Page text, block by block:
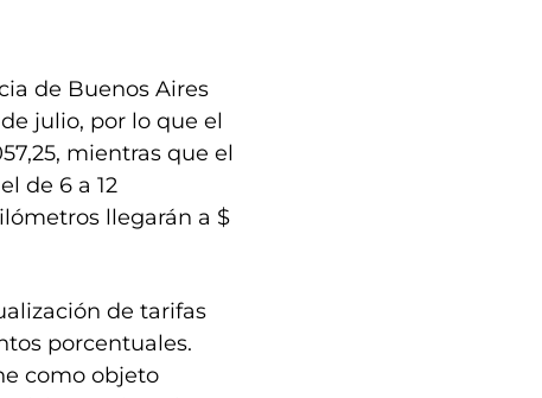
de Buenos Aires
julio, por lo que el
mientras que el
de 6 a 12
llegarán a $
de tarifas
porcentuales.
como objeto